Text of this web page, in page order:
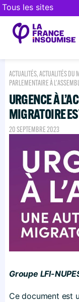
Tous les sites
ACTUALITÉS,ACTUALITÉS DU
PARLEMENTAIRE À
URGENCE À
MIGRATOIRE
20 SEPTEMBRE 2023
Groupe LFI-
Ce document est